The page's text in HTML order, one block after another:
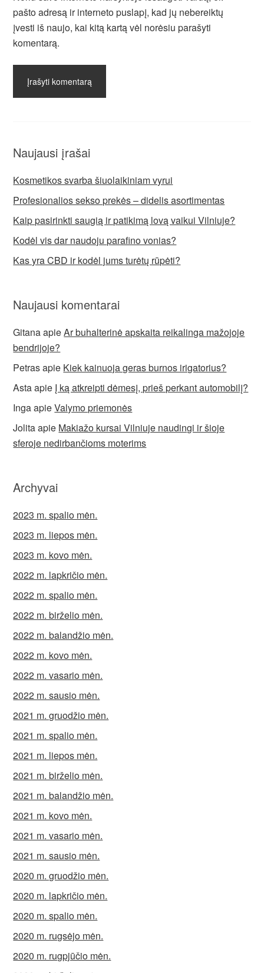
pašto adresą ir interneto puslapį, kad jų nebereiktų
įvesti iš naujo, kai kitą kartą vėl norėsiu parašyti
komentarą.
Naujausi įrašai
Kosmetikos svarba šiuolaikiniam vyrui
Profesionalios sekso prekės – didelis asortimentas
Kaip pasirinkti saugią ir patikimą lovą vaikui Vilniuje?
Kodėl vis dar naudoju parafino vonias?
Kas yra CBD ir kodėl jums turėtų rūpėti?
Naujausi komentarai
GitanaapieAr buhalterinė apskaita reikalinga mažojoje
bendrijoje?
Petrasapie Kiek kainuoja geras burnos irigatorius?
Astaapie Į ką atkreipti dėmesį, prieš perkant automobilį?
IngaapieValymo priemonės
Jolitaapie Makiažo kursai Vilniuje naudingi ir šioje
sferoje nedirbančioms moterims
Archyvai
2023 m. spalio mėn.
2023 m. liepos mėn.
2023 m. kovo mėn.
2022 m. lapkričio mėn.
2022 m. spalio mėn.
2022 m. birželio mėn.
2022 m. balandžio mėn.
2022 m. kovo mėn.
2022 m. vasario mėn.
2022 m. sausio mėn.
2021 m. gruodžio mėn.
2021 m. spalio mėn.
2021 m. liepos mėn.
2021 m. birželio mėn.
2021 m. balandžio mėn.
2021 m. kovo mėn.
2021 m. vasario mėn.
2021 m. sausio mėn.
2020 m. gruodžio mėn.
2020 m. lapkričio mėn.
2020 m. spalio mėn.
2020 m. rugsėjo mėn.
2020 m. rugpjūčio mėn.